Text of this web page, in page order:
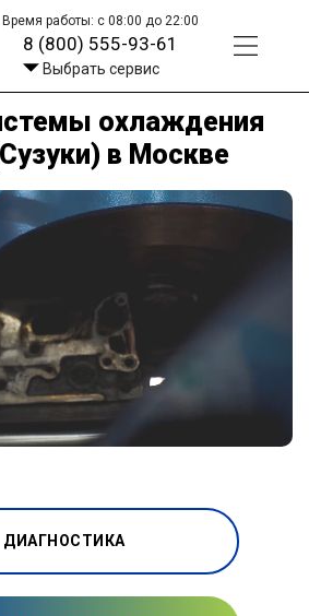
Время работы: с 08:00 до 22:00
8 (800) 555-93-61
Выбрать сервис
охлаждения
в Москве
ДИАГНОСТИКА